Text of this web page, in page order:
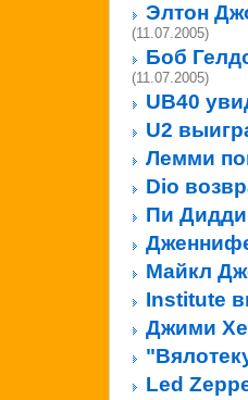
Элтон
(11.07.2005)
Боб
(11.07.2005)
UB40
U2
Лемми
Dio
Пи Дидди
Майкл
Institute
Джими
Led